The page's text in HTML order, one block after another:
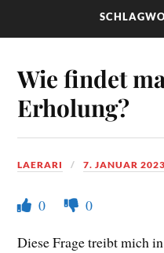
Wie findet
Erholung?
LAERARI 7. JANUAR 2023
0
0
Diese Frage treibt mich